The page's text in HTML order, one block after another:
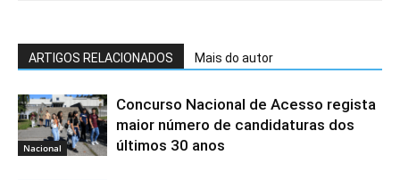
ARTIGOS RELACIONADOS Mais do autor
Nacional
Concurso Nacional de Acesso regista
maior número de candidaturas dos
últimos 30 anos